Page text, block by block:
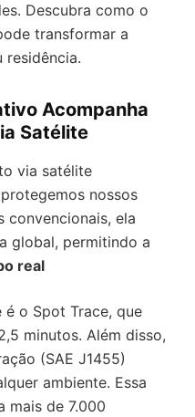
Descubra como o
transformar a
residência.
Acompanha
Satélite
via satélite
nossos
convencionais, ela
global, permitindo a
real
é o Spot Trace, que
minutos. Além disso,
(SAE J1455)
ambiente. Essa
mais de 7.000